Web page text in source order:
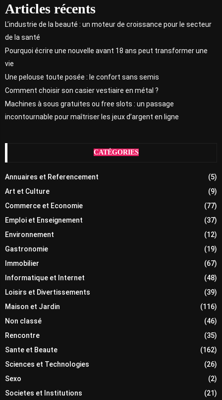
Articles récents
L’industrie de la beauté : un moteur de croissance pour le secteur
de la santé
Pourquoi écrire une nouvelle avant 18 ans peut transformer une
vie
Une pelouse toute posée : le confort sans semis
Comment choisir son casier vestiaire en métal ?
Machines à sous gratuites ou free slots : un passage
incontournable pour maîtriser les jeux d’argent en ligne
CATÉGORIES
Annuaires et Referencement
(5)
Art et Culture
(9)
Commerce et Economie
(77)
Emploi et Enseignement
(37)
Environnement
(12)
Gastronomie
(19)
Immobilier
(67)
Informatique et Internet
(48)
Loisirs et Divertissements
(39)
Maison et Jardin
(116)
Non classé
(46)
Rencontre
(35)
Sante et Beaute
(162)
Sciences et Technologies
(26)
Sexo
(2)
Societes et Institutions
(21)